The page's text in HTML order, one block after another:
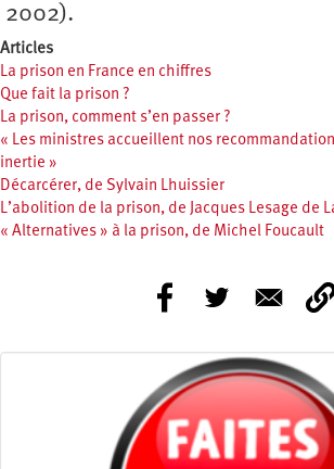
2002).
Articles
La prison en France en chiffres
Que fait la prison ?
La prison, comment s’en passer ?
« Les ministres accueillent nos
inertie »
Décarcérer, de Sylvain Lhuissier
L’abolition de la prison, de Jacques Lesage de
« Alternatives » à la prison, de Michel Foucault